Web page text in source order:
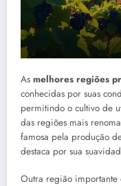
As melhores regiões
conhecidas por suas
permitindo o cultivo de
das regiões mais
famosa pela produção
destaca por sua
Outra região importante